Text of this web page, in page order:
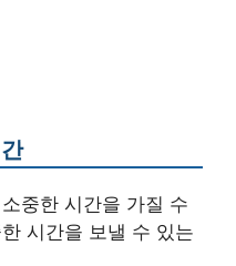
중한 시간을 가질 수
시간을 보낼 수 있는